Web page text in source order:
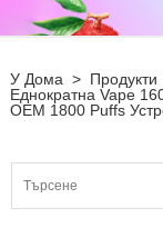
У Дома > Продукти
Еднократна Vape
OEM 1800 Puffs